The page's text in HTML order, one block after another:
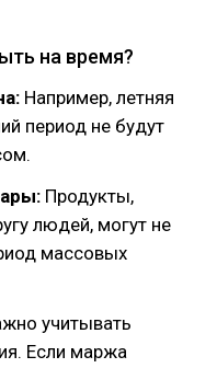
на время?
Например, летняя
период не будут
Продукты,
людей, могут не
массовых
учитывать
Если маржа